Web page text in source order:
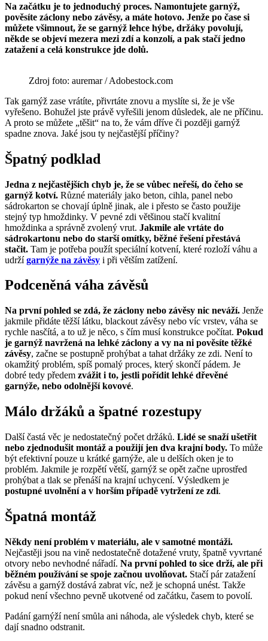
Na začátku je to jednoduchý proces. Namontujete garnýž,
pověsíte záclony nebo závěsy, a máte hotovo. Jenže po čase si
můžete všimnout, že se garnýž lehce hýbe, držáky povolují,
někde se objeví mezera mezi zdí a konzolí, a pak stačí jedno
zatažení a celá konstrukce jde dolů.
Zdroj foto: auremar / Adobestock.com
Tak garnýž zase vrátíte, přivrtáte znovu a myslíte si, že je vše
vyřešeno. Bohužel jste právě vyřešili jenom důsledek, ale ne příčinu.
A proto se můžete „těšit“ na to, že vám dříve či později garnýž
spadne znova. Jaké jsou ty nejčastější příčiny?
Špatný podklad
Jedna z nejčastějších chyb je, že se vůbec neřeší, do čeho se
garnýž kotví. Různé materiály jako beton, cihla, panel nebo
sádrokarton se chovají úplně jinak, ale i přesto se často použije
stejný typ hmoždinky. V pevné zdi většinou stačí kvalitní
hmoždinka a správně zvolený vrut. Jakmile ale vrtáte do
sádrokartonu nebo do starší omítky, běžné řešení přestává
stačit. Tam je potřeba použít speciální kotvení, které rozloží váhu a
udrží garnýže na závěsy i při větším zatížení.
Podceněná váha závěsů
Na první pohled se zdá, že záclony nebo závěsy nic neváží. Jenže
jakmile přidáte těžší látku, blackout závěsy nebo víc vrstev, váha se
rychle nasčítá, a to už je něco, s čím musí konstrukce počítat. Pokud
je garnýž navržená na lehké záclony a vy na ni pověsíte těžké
závěsy, začne se postupně prohýbat a tahat držáky ze zdi. Není to
okamžitý problém, spíš pomalý proces, který skončí pádem. Je
dobré tedy předem zvážit i to, jestli pořídit lehké dřevěné
garnýže, nebo odolnější kovové.
Málo držáků a špatné rozestupy
Další častá věc je nedostatečný počet držáků. Lidé se snaží ušetřit
nebo zjednodušit montáž a použijí jen dva krajní body. To může
být efektivní pouze u krátké garnýže, ale u delších oken je to
problém. Jakmile je rozpětí větší, garnýž se opět začne uprostřed
prohýbat a tlak se přenáší na krajní uchycení. Výsledkem je
postupné uvolnění a v horším případě vytržení ze zdi.
Špatná montáž
Někdy není problém v materiálu, ale v samotné montáži.
Nejčastěji jsou na vině nedostatečně dotažené vruty, špatně vyvrtané
otvory nebo nevhodné nářadí. Na první pohled to sice drží, ale při
běžném používání se spoje začnou uvolňovat. Stačí pár zatažení
závěsu a garnýž dostává zabrat víc, než je schopná unést. Takže
pokud není všechno pevně ukotvené od začátku, časem to povolí.
Padání garnýží není smůla ani náhoda, ale výsledek chyb, které se
dají snadno odstranit.